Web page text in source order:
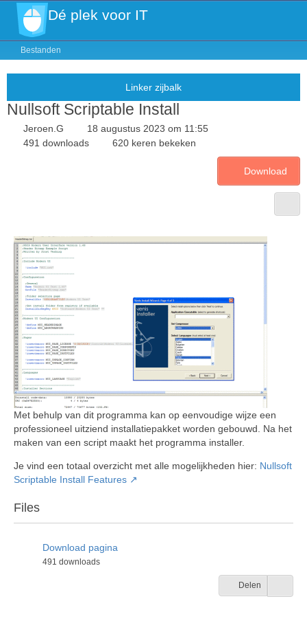
Dé plek voor IT
Bestanden
Nullsoft Scriptable Install
Jeroen.G
18 augustus 2023 om 11:55
491 downloads
620 keren bekeken
Download
Met behulp van dit programma kan op eenvoudige wijze een
professioneel uitziend installatiepakket worden gebouwd. Na het
maken van een script maakt het programma installer.
Je vind een totaal overzicht met alle mogelijkheden hier: Nullsoft
Scriptable Install Features
Files
Download pagina
491 downloads
Delen